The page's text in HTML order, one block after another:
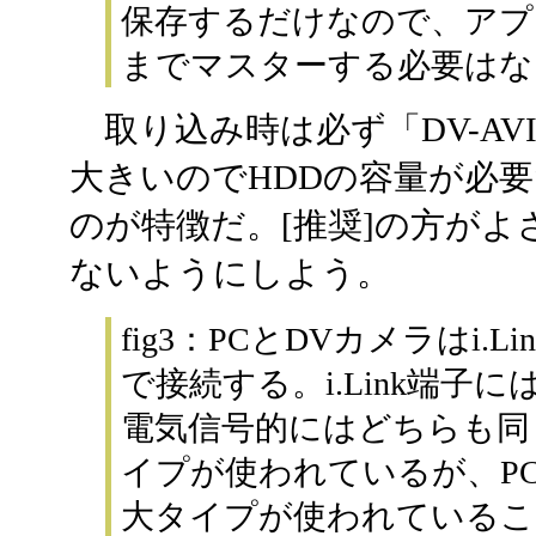
保存するだけなので、ア
までマスターする必要は
取り込み時は必ず「DV-
大きいのでHDDの容量が必
のが特徴だ。[推奨]の方がよ
ないようにしよう。
fig3：PCとDVカメラは
で接続する。i.Link端子に
電気信号的にはどちらも
イプが使われているが、
大タイプが使われている